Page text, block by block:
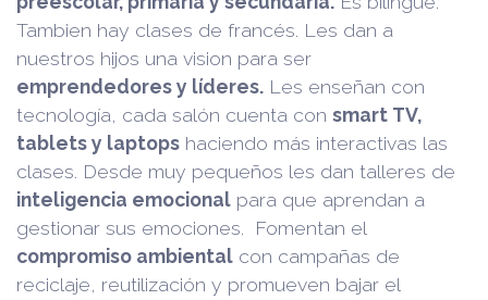
Tambien hay clases de francés. Les dan a
nuestros hijos una vision para ser
emprendedores y líderes. Les enseñan con
tecnología, cada salón cuenta con smart TV,
tablets y laptops haciendo más interactivas las
clases. Desde muy pequeños les dan talleres de
inteligencia emocional para que aprendan a
gestionar sus emociones. Fomentan el
compromiso ambiental con campañas de
reciclaje, reutilización y promueven bajar el